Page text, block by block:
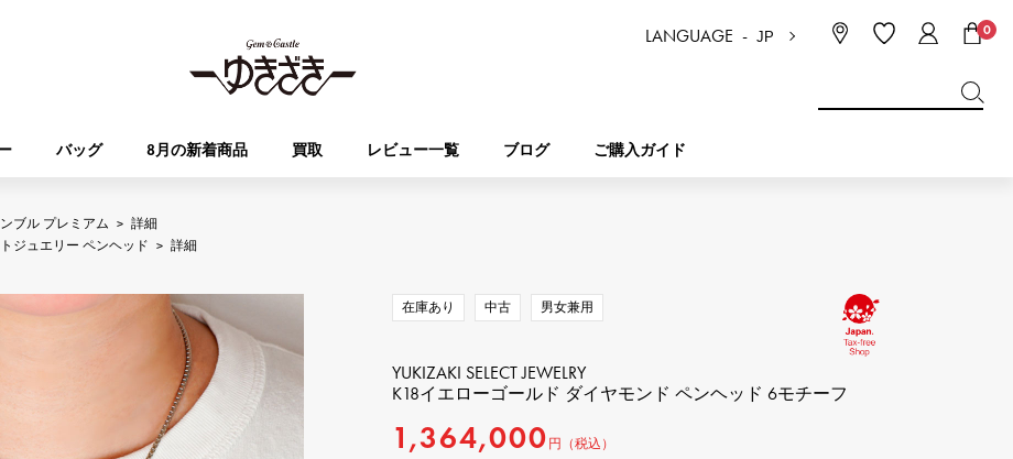
LANGUAGE -JP 0
バッグ 8月の新着商品 買取 レビュー一覧 ブログ ご購入ガイド
HUBLOT
RICHARD MILLE
リシャール・ミル
VACHERON CONSTANTIN
ヴァシュロン・コンスタンタン
ブランドジュエリー
DOUBLE TOP
アルファ
ALPHA putite
アルファプティ
オータクロア
ンブル プレミアム > 詳細
ジュエリー ペンヘッド > 詳細
在庫あり 中古 男女兼用
YUKIZAKI SELECT JEWELRY
K18イエローゴールド ダイヤモンド ペンヘッド 6モチーフ
1,364,000 円（税込）